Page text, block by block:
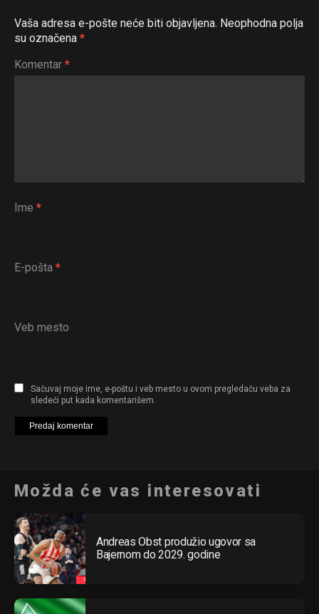
Vaša adresa e-pošte neće biti objavljena. Neophodna polja
su označena *
Komentar *
Ime *
E-pošta *
Veb mesto
Sačuvaj moje ime, e-poštu i veb mesto u ovom pregledaču veba za
sledeći put kada komentarišem.
Možda će vas interesovati
Andreas Obst produžio ugovor sa
Bajernom do 2029. godine